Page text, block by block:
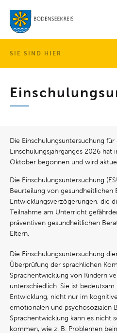
SIE SIND HIER
Die Einschulungsuntersuchung für
Einschulungsjahrganges 2026 hat
Oktober begonnen und wird
Die Einschulungsuntersuchung
Beurteilung von gesundheitlichen
Entwicklungsverzögerungen, die
Teilnahme am Unterricht
präventiven gesundheitlichen
Eltern.
Die Einschulungsuntersuchung
Überprüfung der sprachlichen
Sprachentwicklung von Kindern
unterschiedlich. Sie ist
Entwicklung, nicht nur im
emotionalen und psychosozialen
Sprachentwicklung kann es nicht
kommen, wie z. B. Problemen